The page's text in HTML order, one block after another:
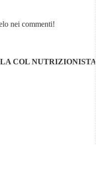
nei commenti!
COL NUTRIZIONISTA.